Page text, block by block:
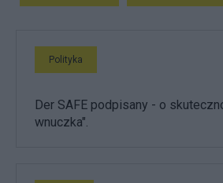
Polityka
Der SAFE podpisany - o
wnuczka".